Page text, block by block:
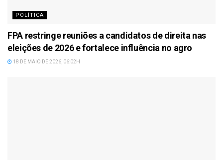
POLÍTICA
FPA restringe reuniões a candidatos de direita nas
eleições de 2026 e fortalece influência no agro
18 DE MAIO DE 2026, 06:02H